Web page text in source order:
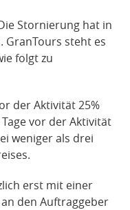
Stornierung hat in
GranTours steht es
folgt zu
der Aktivität 25%
vor der Aktivität
weniger als drei
erst mit einer
den Auftraggeber